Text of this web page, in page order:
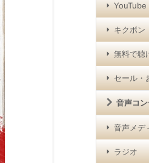
YouTube
キクボン
無料で聴
セール・
音声コ
音声メデ
ラジオ